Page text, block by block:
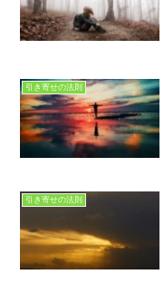
引き寄せの法則
引き寄せの法則